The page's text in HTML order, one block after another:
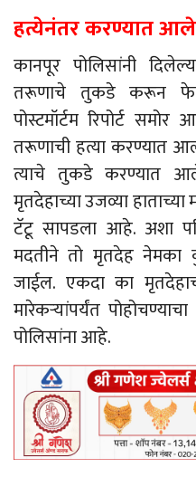
हत्येनंतर करण्यात
कानपूर पोलिसांनी
तरूणाचे तुकडे करून
पोस्टमॉर्टम रिपोर्ट
तरूणाची हत्या करण्यात
त्याचे तुकडे करण्यात आले.
मृतदेहाच्या उजव्या
टॅटू सापडला आहे. अशा
मदतीने तो मृतदेह
जाईल. एकदा का
मारेकऱ्यांपर्यंत
पोलिसांना आहे.